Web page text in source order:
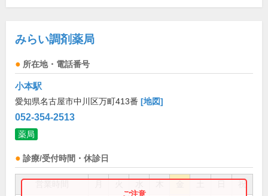
みらい調剤薬局
所在地・電話番号
小本駅
愛知県名古屋市中川区万町413番 [地図]
052-354-2513
薬局
診療/受付時間・休診日
祝